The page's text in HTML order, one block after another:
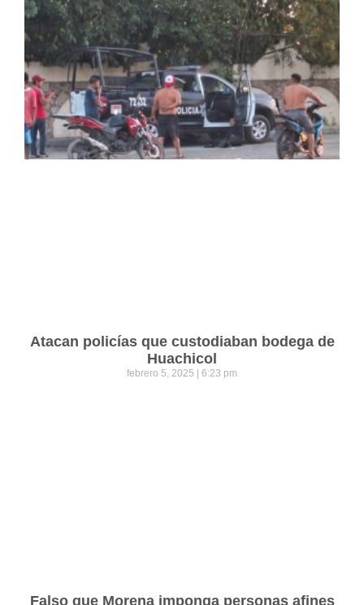
Atacan policías que custodiaban bodega de
Huachicol
febrero 5, 2025 6:23 pm
Falso que Morena imponga personas afines